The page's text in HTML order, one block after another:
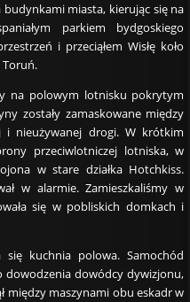
budynkami miasta, kierując się na
parkiem bydgoskiego
i przeciąłem Wisłę koło
na polowym lotnisku pokrytym
zostały zamaskowane między
i nieużywanej drogi. W krótkim
przeciwlotniczej lotniska, w
w stare działka Hotchkiss.
w alarmie. Zamieszkaliśmy w
się w pobliskich domkach i
kuchnia polowa. Samochód
dowodzenia dowódcy dywizjonu,
między maszynami obu eskadr w